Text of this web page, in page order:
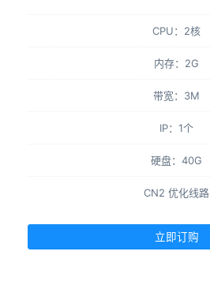
CPU：2核
内存：2G
带宽：3M
IP：1个
硬盘：40G
CN2 优化线路
立即订购